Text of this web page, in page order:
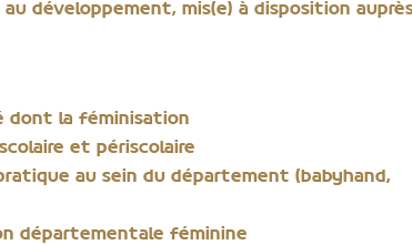
développement, mis(e) à disposition
dont la féminisation
et périscolaire
au sein du département (babyhand,
départementale féminine